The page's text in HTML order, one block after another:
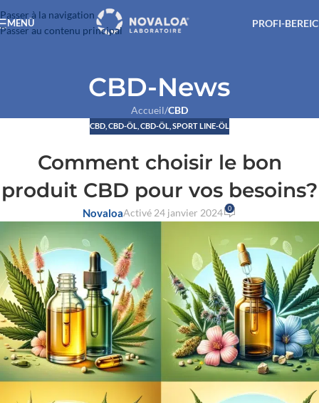
Passer à la navigation
Passer au contenu principal
MENÜ PROFI-
CBD-News
Accueil/CBD
CBD CBD-ÖL CBD-ÖL, SPORT LINE-ÖL
Comment choisir le bon
produit CBD pour vos besoins?
NovaloaActivé 24 janvier 2024 0